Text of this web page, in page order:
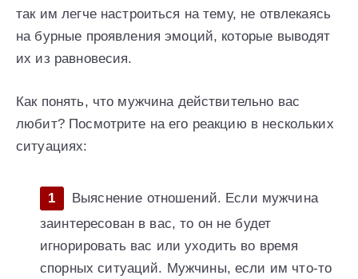
так им легче настроиться на тему, не отвлекаясь
на бурные проявления эмоций, которые выводят
их из равновесия.
Как понять, что мужчина действительно вас
любит? Посмотрите на его реакцию в нескольких
ситуациях:
Выяснение отношений. Если мужчина
заинтересован в вас, то он не будет
игнорировать вас или уходить во время
спорных ситуаций. Мужчины, если им что-то